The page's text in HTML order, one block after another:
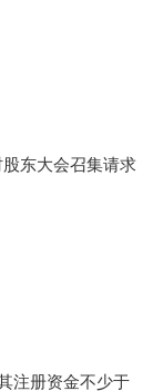
东大会召集请求
注册资金不少于